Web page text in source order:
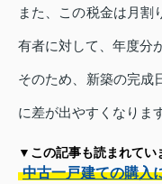
また、この税金は月割
有者に対して、年度分
そのため、新築の完成
に差が出やすくなりま
▼この記事も読まれてい
中古一戸建ての購入